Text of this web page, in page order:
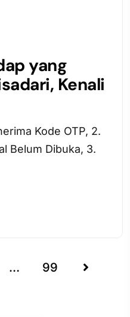
yang
Kenali
Kode OTP, 2.
Belum Dibuka, 3.
… 99